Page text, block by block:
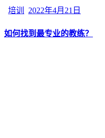
培训 2022年4月21日
如何找到最专业的教练？